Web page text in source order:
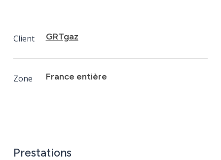
Client GRTgaz
Zone France entière
Prestations